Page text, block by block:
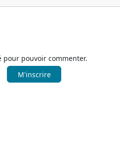
pour pouvoir commenter.
M'inscrire